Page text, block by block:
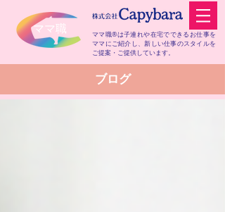
​ママ職
ママ職®は子連れや在宅でできるお仕事を
ママにご紹介し、新しい仕事のスタイルを
ご提案・ご提供しています。
​ブログ